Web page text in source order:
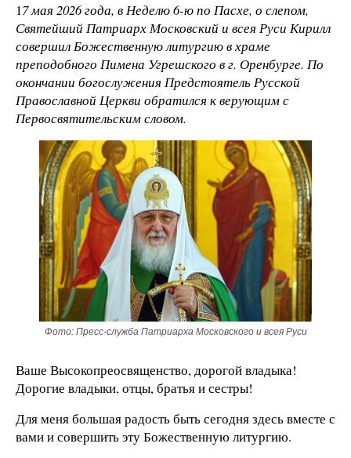
17 мая 2026 года, в Неделю 6-ю по Пасхе, о слепом,
Святейший Патриарх Московский и всея Руси Кирилл
совершил Божественную литургию в храме
преподобного Пимена Угрешского в г. Оренбурге. По
окончании богослужения Предстоятель Русской
Православной Церкви обратился к верующим с
Первосвятительским словом.
Фото: Пресс-служба Патриарха Московского и всея Руси
Ваше Высокопреосвященство, дорогой владыка!
Дорогие владыки, отцы, братья и сестры!
Для меня большая радость быть сегодня здесь вместе с
вами и совершить эту Божественную литургию.